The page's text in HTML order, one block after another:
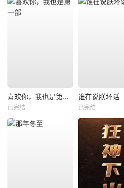
喜欢你，我也是第一部
已完结
谁在说朕坏话
已完结